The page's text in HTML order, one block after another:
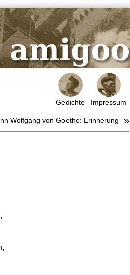
Gedichte Impressum
Wolfgang von Goethe: Erinnerung »